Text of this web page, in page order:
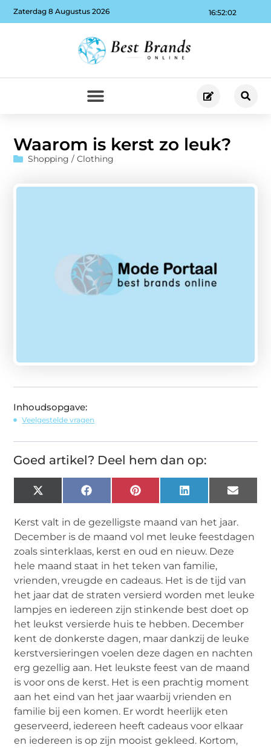
16:52:03
Zaterdag 8 Augustus 2026
Waarom is kerst zo leuk?
Shopping / Clothing
Inhoudsopgave:
Veelgestelde vragen
Goed artikel? Deel hem dan op:
X
(Twitter)
FacebookPinterest LinkedIn Email
Kerst valt in de gezelligste maand van het jaar.
December is de maand vol met leuke feestdagen
zoals sinterklaas, kerst en oud en nieuw. Deze
hele maand staat in het teken van familie,
vrienden, vreugde en cadeaus. Het is de tijd van
het jaar dat de straten versierd worden met leuke
lampjes en iedereen zijn stinkende best doet op
het leukst versierde huis te hebben. December
kent de donkerste dagen, maar dankzij de leuke
kerstversieringen voelen deze dagen en nachten
erg gezellig aan. Het leukste feest van de maand
is voor ons de kerst. Het is een prachtig moment
aan het eind van het jaar waarbij vrienden en
familie bij een komen. Er wordt heerlijk eten
geserveerd, iedereen heeft cadeaus voor elkaar
en iedereen is op zijn mooist gekleed. Kortom,